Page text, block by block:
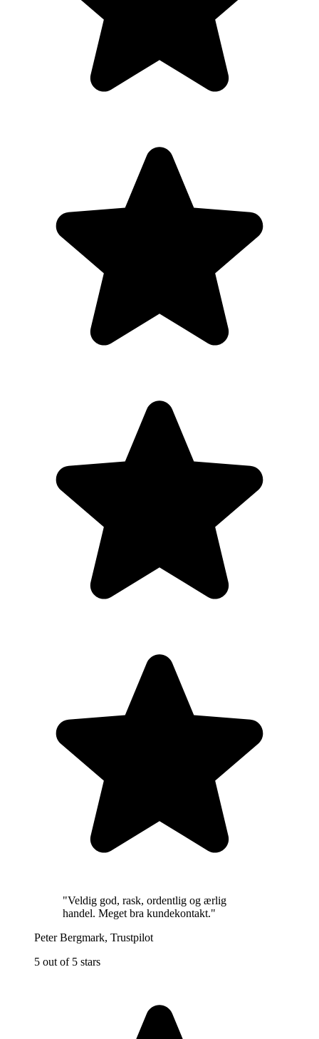
"Veldig god, rask, ordentlig og ærlig
handel. Meget bra kundekontakt."
Peter Bergmark, Trustpilot
5 out of 5 stars